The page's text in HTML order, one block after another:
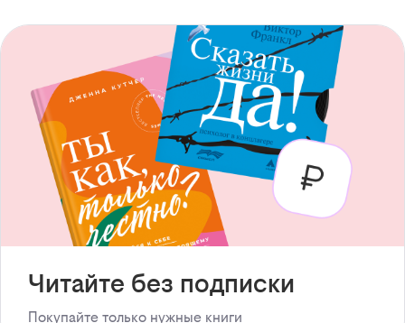
Читайте без подписки
Покупайте только нужные книги